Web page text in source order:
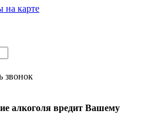
на карте
звонок
алкоголя вредит Вашему